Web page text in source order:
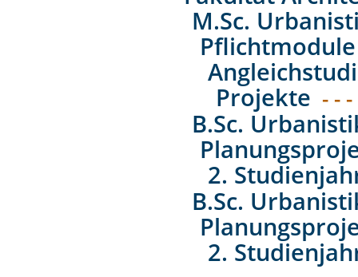
M.Sc.
Pflichtmodule
Projekte - -
B.Sc.
2.
B.Sc.
2.